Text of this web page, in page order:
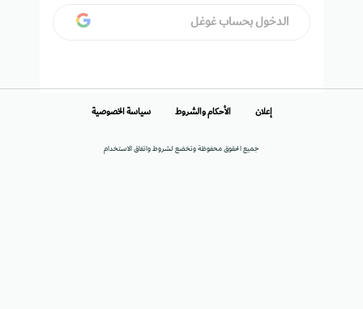
الدخول بحساب غوغل
جميع الحقوق محفوظة وتخضع لشروط واتفاق الاستخدام
إعلان الأحكام والشروط سياسة الخصوصية